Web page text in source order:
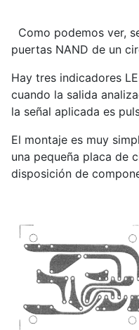
Como podemos ver,
puertas NAND de un
Hay tres indicadores
cuando la salida
la señal aplicada es
El montaje es muy
una pequeña placa de
disposición de